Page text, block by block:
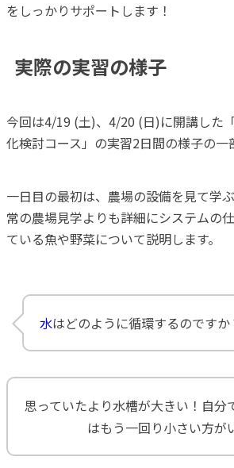
をしっかりサポートします！
実際の実習の様子
今回は4/19 (土)、4/20 (日)に開講した
化検討コース」の実習2日間の様子の一
一日目の最初は、農場の設備を見て学
常の農場見学よりも詳細にシステムの
ている魚や野菜について説明します。
水はどのように循環するのですか
思っていたより水槽が大きい！自分
はもう一回り小さい方が